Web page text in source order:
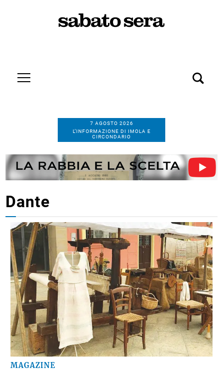
7 AGOSTO 2026
L’INFORMAZIONE DI IMOLA E
CIRCONDARIO
Dante
MAGAZINE